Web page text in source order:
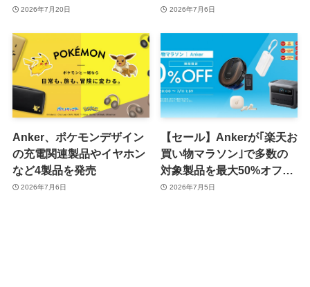
販売するセールを開催中
2026年7月20日
含む14製品をセブン-イレ
2026年7月6日
Anker、ポケモンデザイン
の充電関連製品やイヤホン
など4製品を発売
2026年7月6日
【セール】Ankerが｢楽天お
買い物マラソン｣で多数の
対象製品を最大50%オフで
販売するセールを開催中
2026年7月5日